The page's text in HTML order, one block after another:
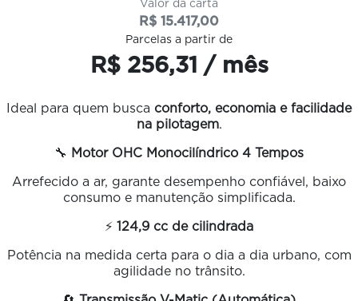
Valor da carta
R$ 15.417,00
Parcelas a partir de
R$ 256,31 / mês
Ideal para quem busca conforto, economia e facilidade
na pilotagem.
🔧 Motor OHC Monocilíndrico 4 Tempos
Arrefecido a ar, garante desempenho confiável, baixo
consumo e manutenção simplificada.
⚡ 124,9 cc de cilindrada
Potência na medida certa para o dia a dia urbano, com
agilidade no trânsito.